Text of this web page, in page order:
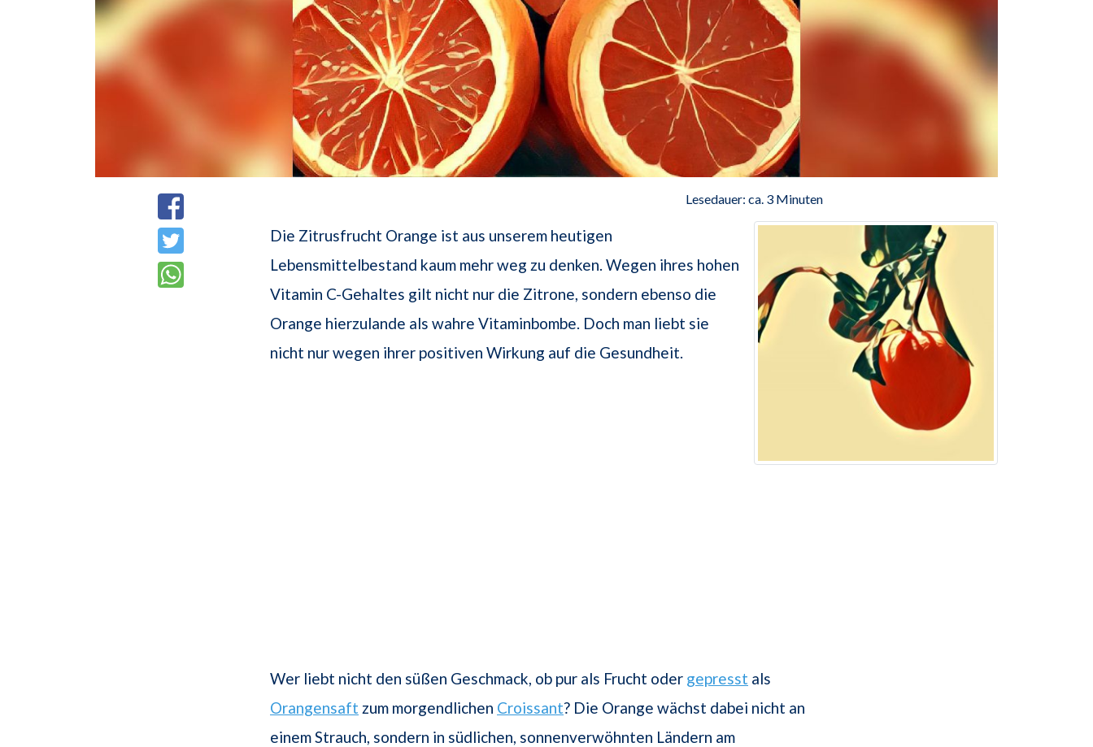
Lesedauer: ca. 3 Minuten
Die Zitrusfrucht Orange ist aus unserem heutigen
Lebensmittelbestand kaum mehr weg zu denken. Wegen ihres hohen
Vitamin C-Gehaltes gilt nicht nur die Zitrone, sondern ebenso die
Orange hierzulande als wahre Vitaminbombe. Doch man liebt sie
nicht nur wegen ihrer positiven Wirkung auf die Gesundheit.
Wer liebt nicht den süßen Geschmack, ob pur als Frucht oder gepresst als
Orangensaft zum morgendlichen Croissant? Die Orange wächst dabei nicht an
einem Strauch, sondern in südlichen, sonnenverwöhnten Ländern am